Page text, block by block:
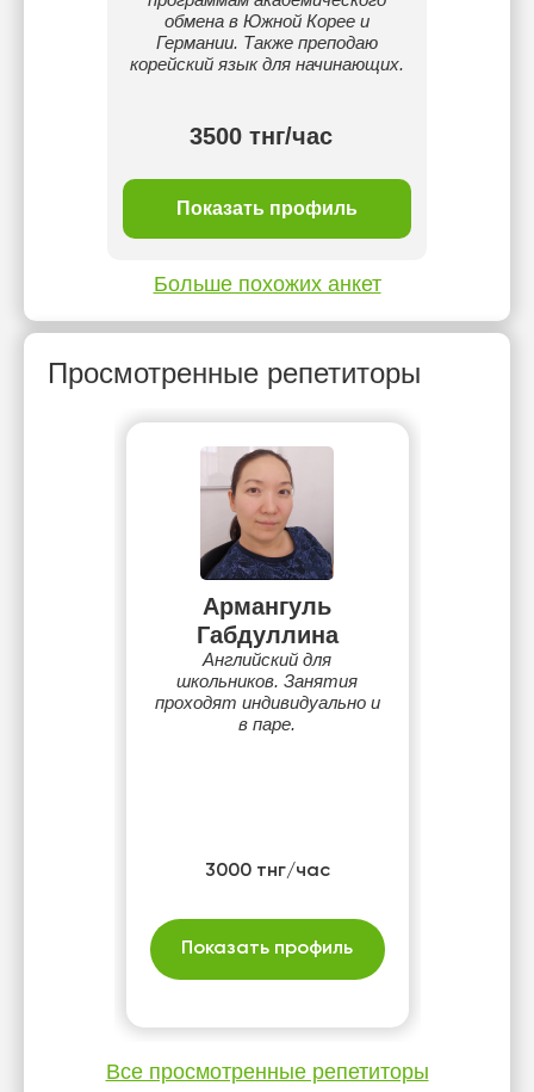
обмена в Южной Корее и
Германии. Также преподаю
корейский язык для начинающих.
3500 тнг/час
Показать профиль
Больше похожих анкет
Просмотренные репетиторы
Армангуль
Габдуллина
Английский для
школьников. Занятия
проходят индивидуально и
в паре.
3000 тнг/час
Показать профиль
Все просмотренные репетиторы